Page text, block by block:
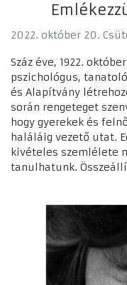
2022. október 20.
Száz éve, 1922.
pszichológus,
és Alapítvány
során rengeteget
hogy gyerekek és
haláláig vezető utat.
kivételes szemlélete
tanulhatunk.